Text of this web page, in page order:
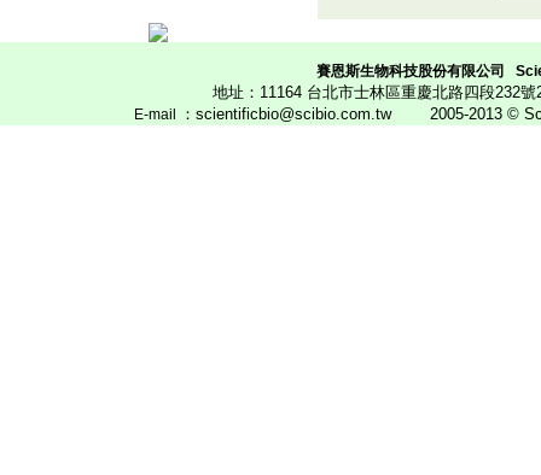
賽恩斯生物科技股份有限公司
地址：11164 台北市士林區重慶北路四段
E-mail ：scientificbio@scibio.com.tw 2005-2013 ©